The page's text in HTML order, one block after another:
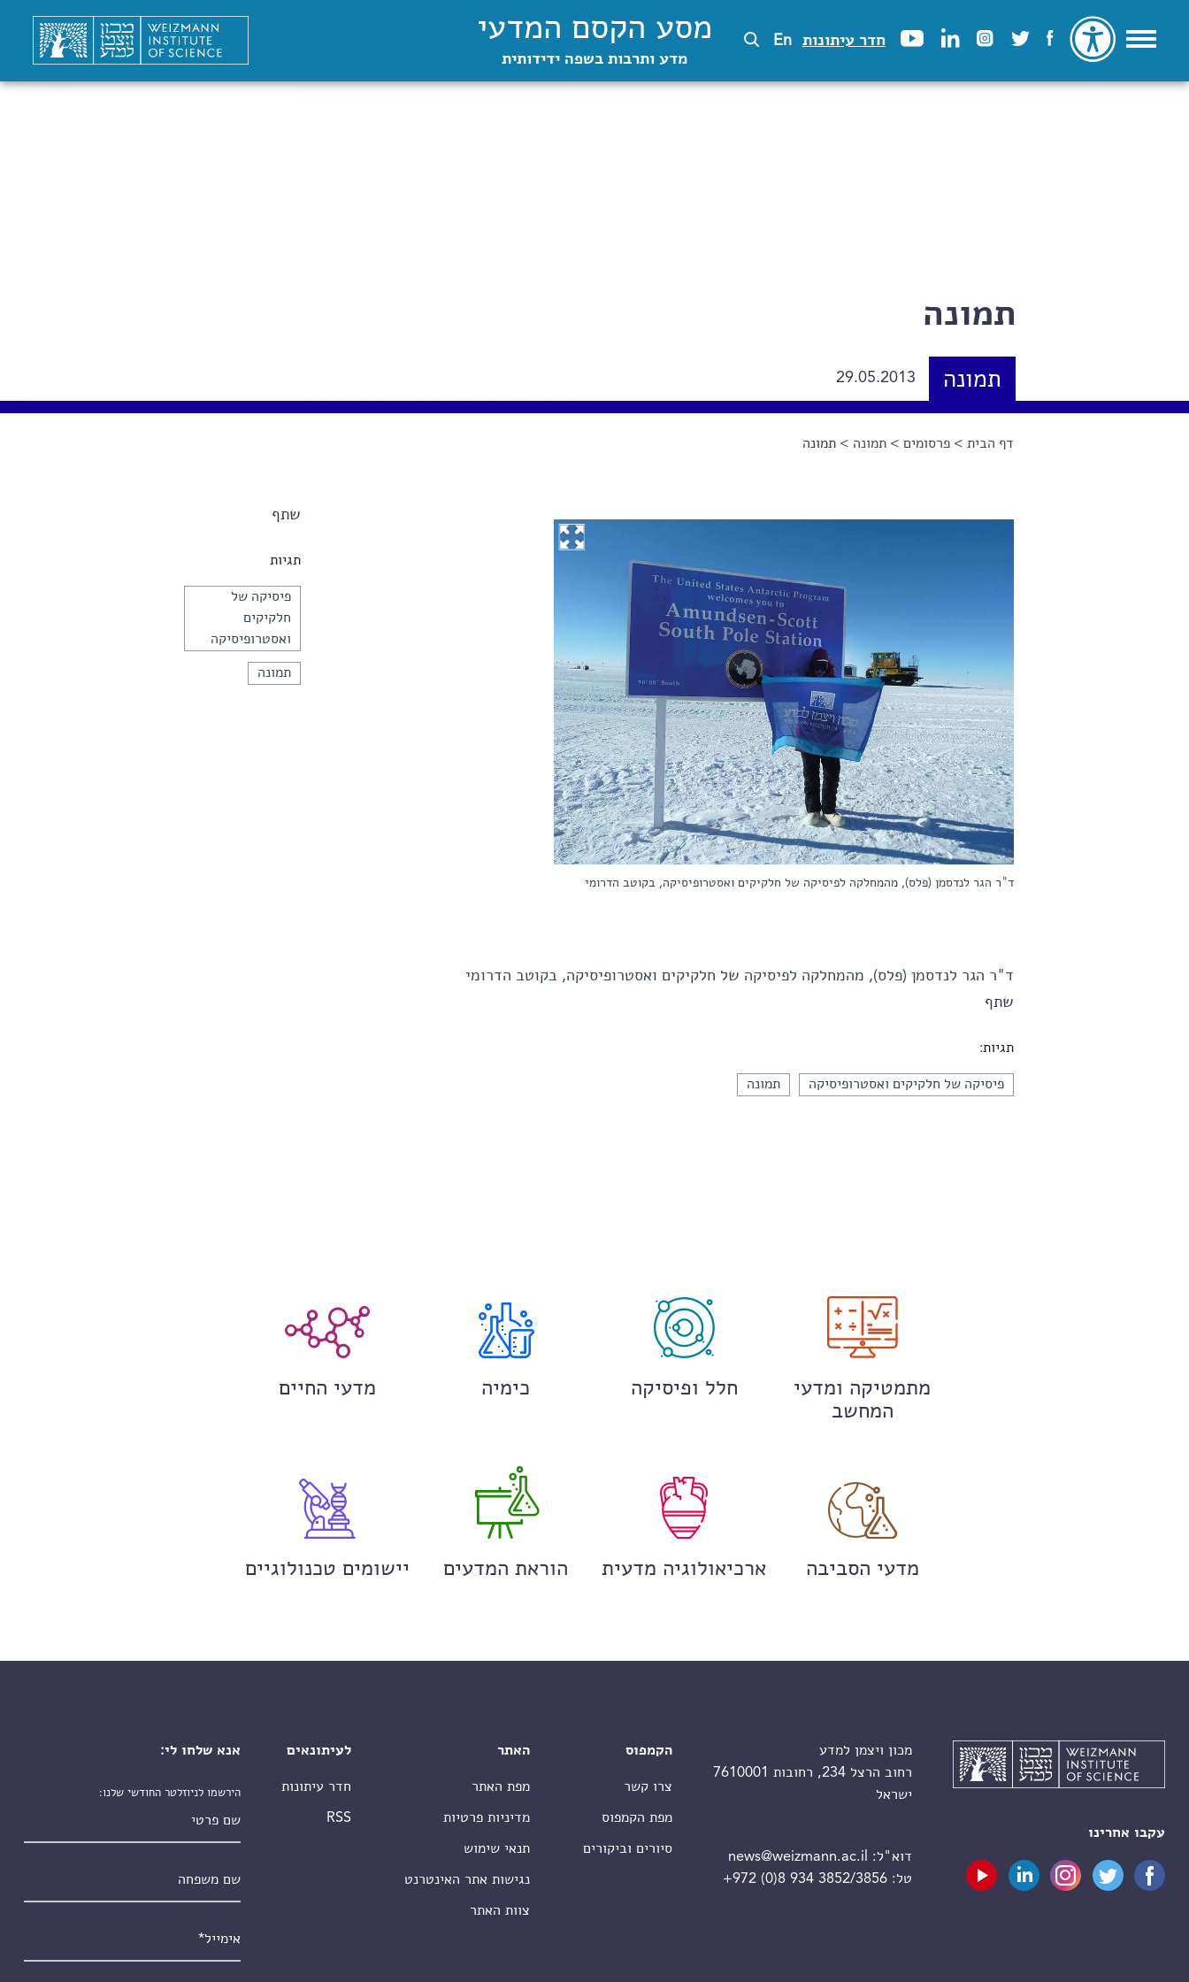
חדר עיתונות En מסע הקסם המדעי
מדע ותרבות בשפה ידידותית
תמונה
תמונה 29.05.2013
הינך נמצא כאן
דף הבית >פרסומים >תמונה > תמונה
שתף
תגיות
פיסיקה של
חלקיקים
ואסטרופיסיקה
תמונה
ד"ר הגר לנדסמן (פלס), מהמחלקה לפיסיקה של חלקיקים ואסטרופיסיקה, בקוטב הדרומי
ד"ר הגר לנדסמן (פלס), מהמחלקה לפיסיקה של חלקיקים ואסטרופיסיקה, בקוטב הדרומי
שתף
תגיות:
פיסיקה של חלקיקים ואסטרופיסיקה תמונה
מתמטיקה ומדעי
המחשב
חלל ופיסיקה כימיה מדעי החיים
מדעי הסביבה ארכיאולוגיה מדעית הוראת המדעים יישומים טכנולוגיים
עקבו אחרינו
מכון ויצמן למדע
רחוב הרצל 234, רחובות 7610001
ישראל
דוא"ל:
news@weizmann.ac.il
טל:+972 (0)8 934 3852/3856
הקמפוס
צרו קשר
מפת הקמפוס
סיורים וביקורים
האתר
מפת האתר
מדיניות פרטיות
תנאי שימוש
נגישות אתר האינטרנט
צוות האתר
לעיתונאים
חדר עיתונות
RSS
אנא שלחו לי:
הירשמו לניוזלטר החודשי שלנו: